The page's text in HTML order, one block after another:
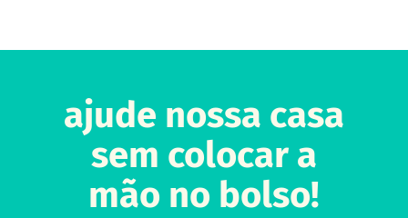
ajude nossa casa
sem colocar a
mão no bolso!